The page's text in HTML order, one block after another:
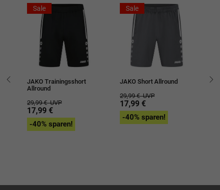
Sale
JAKO Trainingsshort
Allround
29,99 €UVP
17,99 €
-40% sparen!
Sale
JAKO Short Allround
29,99 €UVP
17,99 €
-40% sparen!